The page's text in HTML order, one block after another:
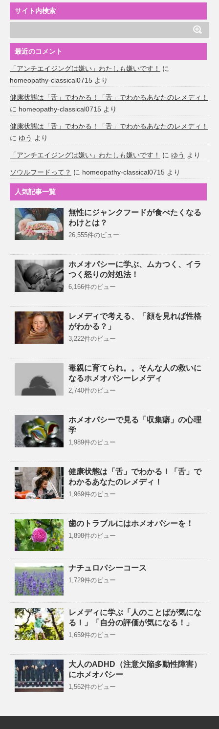
サイト内検索
最近のコメント
「アンチエイジングは嫌い」わたしも嫌いです！
に
homeopathy-classical0715 より
健康状態は「舌」でわかる！「舌」でわかるあなたのレメディ！
に homeopathy-classical0715 より
健康状態は「舌」でわかる！「舌」でわかるあなたのレメディ！
に ゆう より
「アンチエイジングは嫌い」わたしも嫌いです！ に ゆう より
ソウルフードって？ に homeopathy-classical0715 より
人気記事一覧
無性にジャンクフードが食べたくなる
わけとは？
26,555件のビュー
ホメオパシーに学ぶ、ムカつく、イラ
つく怒りの対処法！
6,166件のビュー
レメディで考える、「顔を見れば性格
がわかる？」
3,222件のビュー
毒親に育てられ。。そんな人の救いに
なるホメオパシーレメディ
2,740件のビュー
ホメオパシーで見る「収集癖」の心理
学
1,989件のビュー
健康状態は「舌」でわかる！「舌」で
わかるあなたのレメディ！
1,969件のビュー
歯のトラブルにはホメオパシーを！
1,898件のビュー
ナチュロパシーコース
1,729件のビュー
レメディに学ぶ「人のことばが気にな
る！」「自分の評価が気になる！」
1,659件のビュー
大人のADHD（注意欠陥多動性障害）
にホメオパシー
1,562件のビュー